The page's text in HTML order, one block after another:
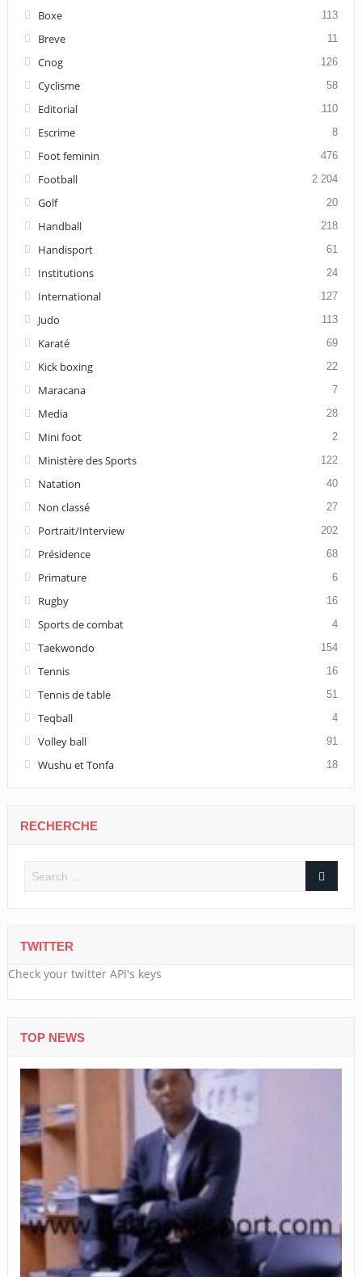
Boxe 113
Breve 11
Cnog 126
Cyclisme 58
Editorial 110
Escrime 8
Foot feminin 476
Football 2 204
Golf 20
Handball 218
Handisport 61
Institutions 24
International 127
Judo 113
Karaté 69
Kick boxing 22
Maracana 7
Media 28
Mini foot 2
Ministère des Sports 122
Natation 40
Non classé 27
Portrait/Interview 202
Présidence 68
Primature 6
Rugby 16
Sports de combat 4
Taekwondo 154
Tennis 16
Tennis de table 51
Teqball 4
Volley ball 91
Wushu et Tonfa 18
RECHERCHE
TWITTER
Check your twitter API's keys
TOP NEWS